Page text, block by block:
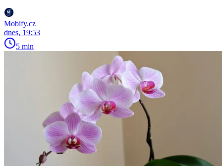
Mobify.cz
dnes, 19:53
5 min